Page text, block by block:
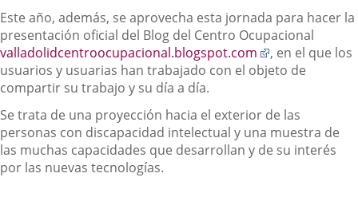
Este año, además, se aprovecha esta jornada para hacer la
presentación oficial del Blog del Centro Ocupacional
valladolidcentroocupacional.blogspot.com
Enlace
a
externa.
, en el que los
usuarios y usuarias han trabajado con el objeto de
compartir su trabajo y su día a día.
Se trata de una proyección hacia el exterior de las
personas con discapacidad intelectual y una muestra de
las muchas capacidades que desarrollan y de su interés
por las nuevas tecnologías.